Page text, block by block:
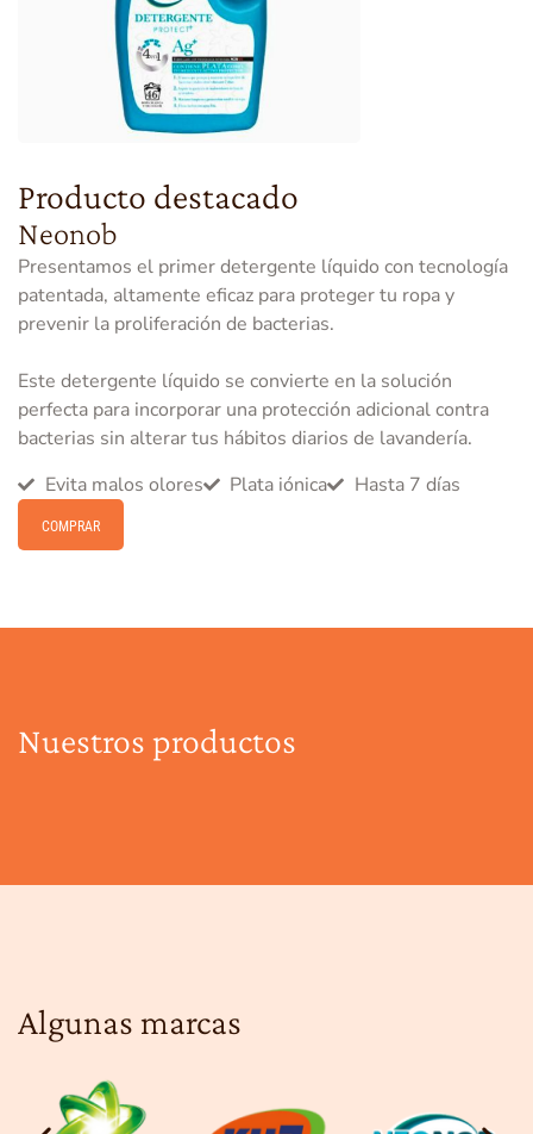
Producto destacado
Neonob
Presentamos el primer detergente líquido con tecnología
patentada, altamente eficaz para proteger tu ropa y
prevenir la proliferación de bacterias.
Este detergente líquido se convierte en la solución
perfecta para incorporar una protección adicional contra
bacterias sin alterar tus hábitos diarios de lavandería.
Evita malos olores
Plata iónica Hasta 7 días
COMPRAR
Nuestros productos
Algunas marcas